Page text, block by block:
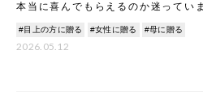
本当に喜んでもらえるのか迷ってい
&
#目上の方に贈る #女性に贈る #母に贈る
2026.05.12